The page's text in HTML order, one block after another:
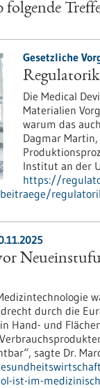
folgende
Gesetzliche
Die Medical
Materialien
warum das
Dagmar
Institut an der
https://
durch die
Hand- und
sagte Dr.
ist-im-